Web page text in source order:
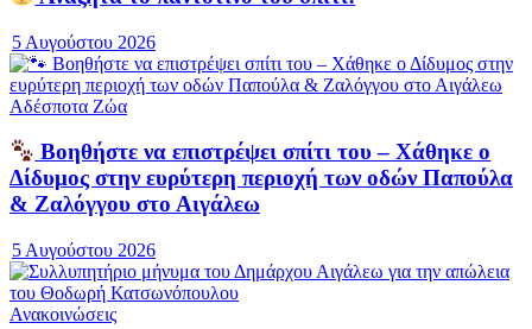
5 Αυγούστου 2026
Αδέσποτα Ζώα
Βοηθήστε να επιστρέψει σπίτι του – Χάθηκε ο
Δίδυμος στην ευρύτερη περιοχή των οδών Παπούλα
& Ζαλόγγου στο Αιγάλεω
5 Αυγούστου 2026
Ανακοινώσεις